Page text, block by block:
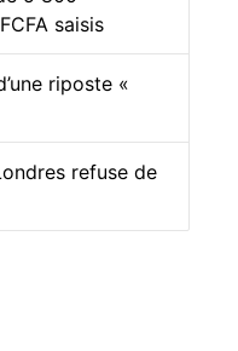
saisis
riposte «
refuse de